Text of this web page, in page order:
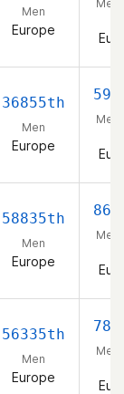
Men
Europe
Men
36855th
Men
Europe
Men
58835th
Men
Europe
Men
56335th
Men
Europe
Men